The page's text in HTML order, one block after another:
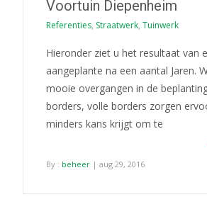
Voortuin Diepenheim
Referenties, Straatwerk, Tuinwerk
Hieronder ziet u het resultaat van
aangeplante na een aantal Jaren.
mooie overgangen in de
borders, volle borders zorgen
minders kans krijgt om te
By : beheer | aug 29, 2016